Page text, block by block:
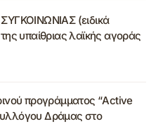
(ειδικά
υπαίθριας λαϊκής αγοράς
προγράμματος “Active
Δράμας στο